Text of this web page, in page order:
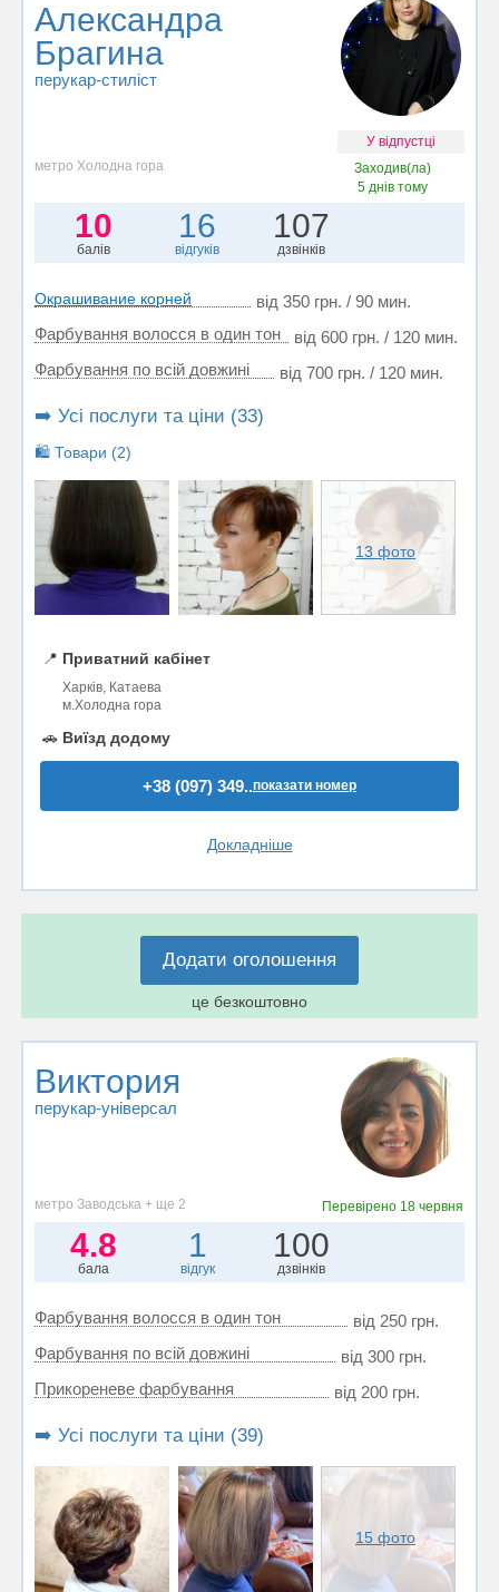
Александра
Брагина
перукар-стиліст
У відпустці
метро Холодна гора
Заходив(ла)
5 днів тому
10
балів
16
відгуків
107
дзвінків
Окрашивание корней
від 350 грн. / 90 мин.
Фарбування волосся в один тон
від 600 грн. / 120 мин.
Фарбування по всій довжині
від 700 грн. / 120 мин.
➡️ Усі послуги та ціни (33)
🛍️ Товари (2)
13 фото
📍 Приватний кабінет
Харків, Катаева
м.Холодна гора
🚗 Виїзд додому
+38 (097) 349..показати номер
Докладніше
Додати оголошення
це безкоштовно
Виктория
перукар-універсал
метро Заводська + ще 2 Перевірено 18 червня
4.8
бала
1
відгук
100
дзвінків
Фарбування волосся в один тон
від 250 грн.
Фарбування по всій довжині
від 300 грн.
Прикореневе фарбування
від 200 грн.
➡️ Усі послуги та ціни (39)
15 фото